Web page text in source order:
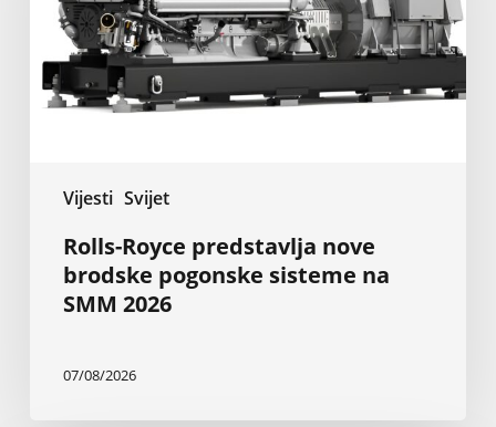
Vijesti Svijet
pogonske
sisteme
na
SMM
Rolls-Royce predstavlja nove
brodske pogonske sisteme na
SMM 2026
07/08/2026